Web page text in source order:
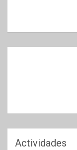
Actividades